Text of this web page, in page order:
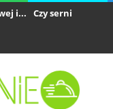
Czy sernik jest dobrym